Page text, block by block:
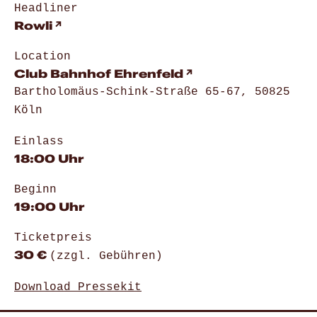
Headliner
Rowli
Location
Club Bahnhof Ehrenfeld
Bartholomäus-Schink-Straße 65-67, 50825
Köln
Einlass
18:00 Uhr
Beginn
19:00 Uhr
Ticketpreis
30 € (zzgl. Gebühren)
Download Pressekit